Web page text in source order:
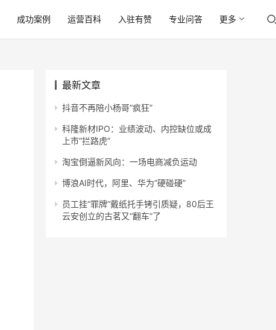
成功案例 运营百科 入驻有赞 专业问答 更多
最新文章
抖音不再陪小杨哥“疯狂”
科隆新材IPO：业绩波动、内控缺位或成
上市“拦路虎”
淘宝倒逼新风向：一场电商减负运动
博浪AI时代，阿里、华为“硬碰硬”
员工挂“罪牌”戴纸托手铐引质疑，80后王
云安创立的古茗又“翻车”了